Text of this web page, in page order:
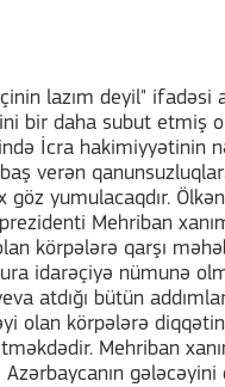
lazım deyil" ifadəsi
bir daha subut etmiş
İcra hakimiyyətinin
verən
göz yumulacaqdır.
Mehriban
körpələrə qarşı
idarəçiyə nümunə
atdığı bütün
olan körpələrə
Mehriban
Azərbaycanın